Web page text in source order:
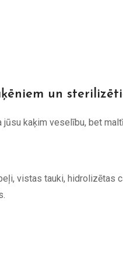
un
kaķim veselību, bet
vistas tauki, hidrolizētas